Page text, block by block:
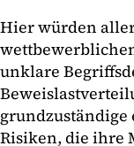
Hier würden
unklare
grundzuständige
Risiken, die ihre